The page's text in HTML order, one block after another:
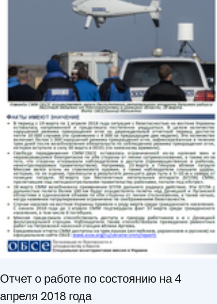
Отчет о работе по состоянию на 4
апреля 2018 года